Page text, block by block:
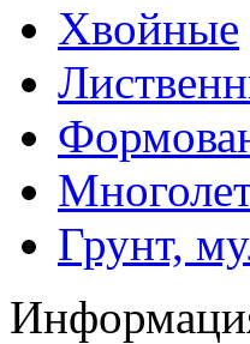
Хвойные
Грунт,